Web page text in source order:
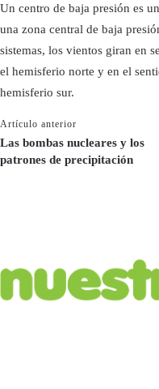
Un centro de baja presión es
una zona central de baja
sistemas, los vientos giran en
el hemisferio norte y en el
hemisferio sur.
Artículo anterior
Las bombas nucleares y los
patrones de precipitación